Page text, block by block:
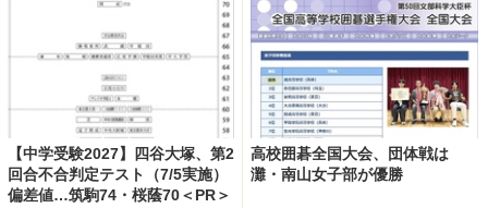
【中学受験2027】四谷大塚、第2
回合不合判定テスト（7/5実施）
偏差値…筑駒74・桜蔭70＜PR＞
高校囲碁全国大会、団体戦は
灘・南山女子部が優勝